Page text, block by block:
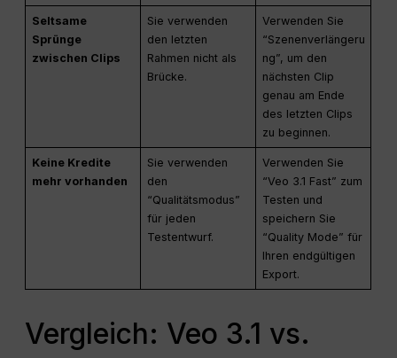
Seltsame
Sprünge
zwischen Clips
Sie verwenden
den letzten
Rahmen nicht als
Brücke.
Verwenden Sie
“Szenenverlängeru
ng”, um den
nächsten Clip
genau am Ende
des letzten Clips
zu beginnen.
Keine Kredite
mehr vorhanden
Sie verwenden
den
“Qualitätsmodus”
für jeden
Testentwurf.
Verwenden Sie
“Veo 3.1 Fast” zum
Testen und
speichern Sie
“Quality Mode” für
Ihren endgültigen
Export.
Vergleich: Veo 3.1 vs.